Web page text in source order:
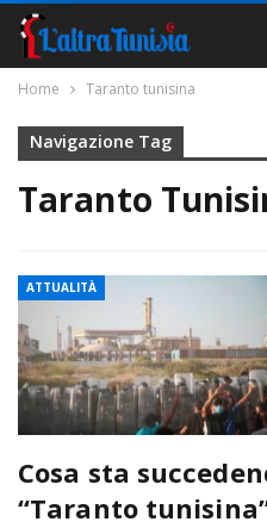
Home Taranto tunisina
Navigazione Tag
Taranto
ATTUALITÀ
Cosa sta
“Taranto